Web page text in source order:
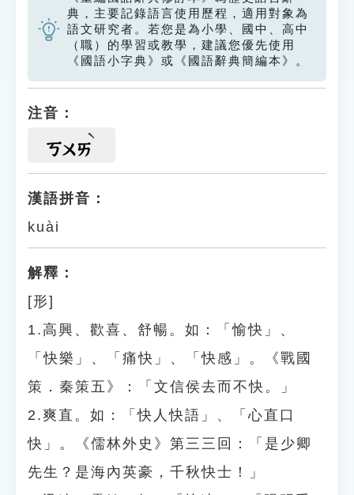
典，主要記錄語言使用歷程，適用對象為
語文研究者。若您是為小學、國中、高中
（職）的學習或教學，建議您優先使用
《國語小字典》或《國語辭典簡編本》。
注音：
ㄎㄨㄞ
漢語拼音：
kuài
解釋：
[形]
1.高興、歡喜、舒暢。如：「愉快」、
「快樂」、「痛快」、「快感」。《戰國
策．秦策五》：「文信侯去而不快。」
2.爽直。如：「快人快語」、「心直口
快」。《儒林外史》第三三回：「是少卿
先生？是海內英豪，千秋快士！」